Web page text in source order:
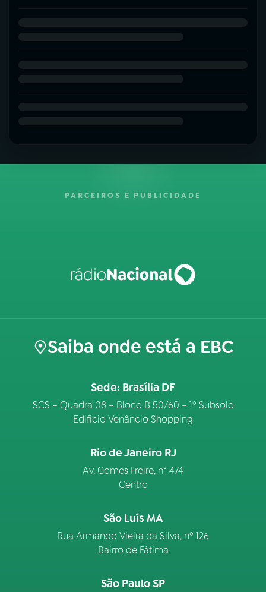
PARCEIROS E PUBLICIDADE
Saiba onde está a EBC
Sede: Brasília DF
SCS – Quadra 08 – Bloco B 50/60 – 1º Subsolo
Edifício Venâncio Shopping
Rio de Janeiro RJ
Av. Gomes Freire, n° 474
Centro
São Luís MA
Rua Armando Vieira da Silva, nº 126
Bairro de Fátima
São Paulo SP